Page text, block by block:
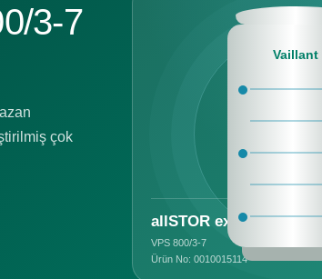
3-7
çok
Vaillant
allSTOR exclusiv
VPS 800/3-7
Ürün No: 0010015114